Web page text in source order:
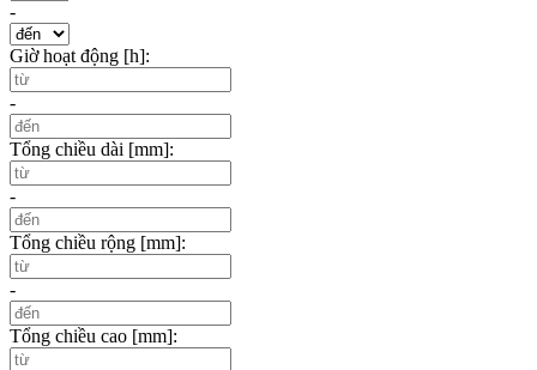
-
Giờ hoạt động [h]:
-
Tổng chiều dài [mm]:
-
Tổng chiều rộng [mm]:
-
Tổng chiều cao [mm]: